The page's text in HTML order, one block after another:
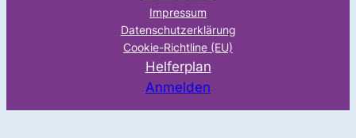
Impressum
Datenschutzerklärung
Cookie-Richtline (EU)
Helferplan
Anmelden